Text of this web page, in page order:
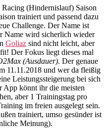
Racing (Hindernislauf) Saison
trainiert und passend dazu
Challenge. Der Name ist
Name wird sicherlich wieder
Goliaz sind nicht leicht, aber
Der Fokus liegt dieses mal
(Ausdauer). Der genaue
11.11.2018 und wer da fleißig
Leistungssteigerung bei sich
App könnt ihr die meisten
aber 1 Trainingstag pro
im freien ausgelegt sein.
trainiert, umso gesünder ist
Meinung).